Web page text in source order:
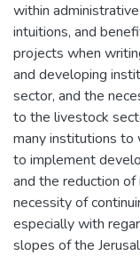
within
intuitions, and
projects when
and developing
sector, and the
to the livestock
many institutions to
to implement
and the reduction
necessity of
especially with
slopes of the